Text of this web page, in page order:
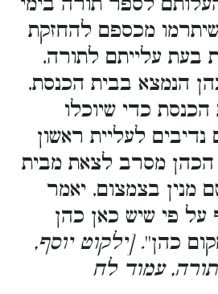
שיתרמו מכספם להחזקת
בעת עלייתם לתורה,
הנמצא בבית הכנסת,
כדי שיוכלו
לעליית ראשון
הכהן מסרב לצאת מבית
מנין בצמצום, יאמר
פי שיש כאן כהן
כהן''. [ילקוט יוסף,
עמוד לח